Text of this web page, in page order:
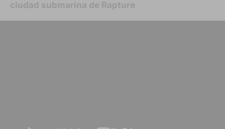
ciudad submarina de Rapture